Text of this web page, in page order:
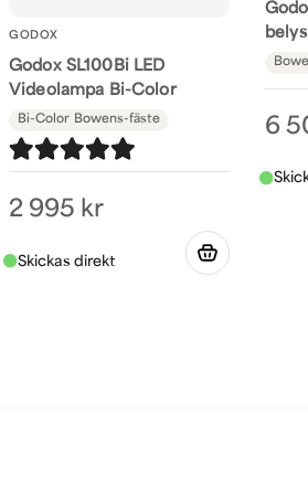
GODOX
Godox SL100Bi LED
Videolampa Bi-Color
Bi-Color Bowens-fäste
2 995 kr
6